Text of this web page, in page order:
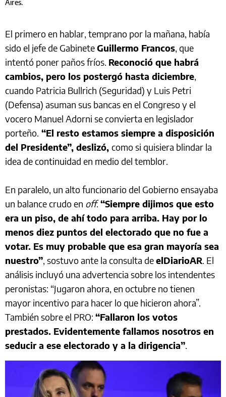
Aires.
El primero en hablar, temprano por la mañana, había
sido el jefe de GabineteGuillermo Francos, que
intentó poner paños fríos. Reconoció que habrá
cambios, pero los postergó hasta diciembre,
cuando Patricia Bullrich (Seguridad) y Luis Petri
(Defensa) asuman sus bancas en el Congreso y el
vocero Manuel Adorni se convierta en legislador
porteño. “El resto estamos siempre a disposición
del Presidente”, deslizó, como si quisiera blindar la
idea de continuidad en medio del temblor.
En paralelo, un alto funcionario del Gobierno ensayaba
un balance crudo en off.“Siempre dijimos que esto
era un piso, de ahí todo para arriba. Hay por lo
menos diez puntos del electorado que no fue a
votar. Es muy probable que esa gran mayoría sea
nuestro”, sostuvo ante la consulta deelDiarioAR. El
análisis incluyó una advertencia sobre los intendentes
peronistas: “Jugaron ahora, en octubre no tienen
mayor incentivo para hacer lo que hicieron ahora”.
También sobre el PRO: “Fallaron los votos
prestados. Evidentemente fallamos nosotros en
seducir a ese electorado y a la dirigencia”.